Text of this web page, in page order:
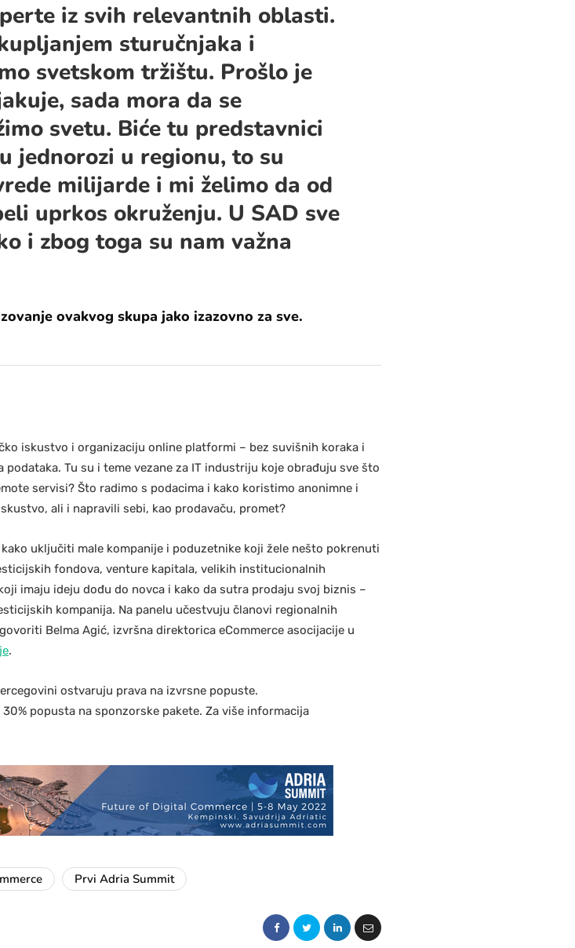
iz svih relevantnih oblasti.
sturučnjaka i
svetskom tržištu. Prošlo je
sada mora da se
svetu. Biće tu predstavnici
jednorozi u regionu, to su
milijarde i mi želimo da od
uprkos okruženju. U SAD sve
i zbog toga su nam važna
ovakvog skupa jako izazovno za sve.
iskustvo i organizaciju online platformi – bez suvišnih koraka i
Tu su i teme vezane za IT industriju koje obrađuju sve što
servisi? Što radimo s podacima i kako koristimo anonimne i
ali i napravili sebi, kao prodavaču, promet?
uključiti male kompanije i poduzetnike koji žele nešto pokrenuti
fondova, venture kapitala, velikih institucionalnih
imaju ideju dođu do novca i kako da sutra prodaju svoj biznis –
kompanija. Na panelu učestvuju članovi regionalnih
Belma Agić, izvršna direktorica eCommerce asocijacije u
.
ostvaruju prava na izvrsne popuste.
popusta na sponzorske pakete. Za više informacija
Prvi Adria Summit